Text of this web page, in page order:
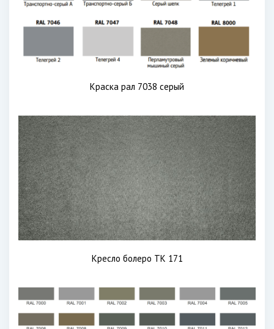
Краска рал 7038 серый
Кресло болеро ТК 171